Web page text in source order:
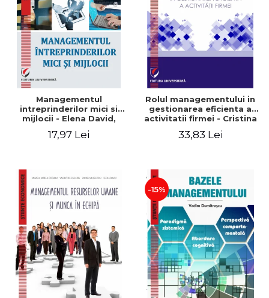
Managementul
intreprinderilor mici si
mijlocii - Elena David,
Roxana Carmen Ionescu,
17,97 Lei
Rolul managementului in
gestionarea eficienta a
activitatii firmei - Cristina
Gabriel Nastase, Mihaela-
33,83 Lei
-15%